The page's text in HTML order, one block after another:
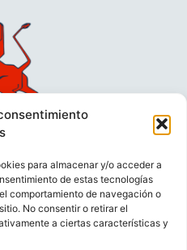
para almacenar y/o acceder a
de estas tecnologías
comportamiento de navegación o
No consentir o retirar el
a ciertas características y